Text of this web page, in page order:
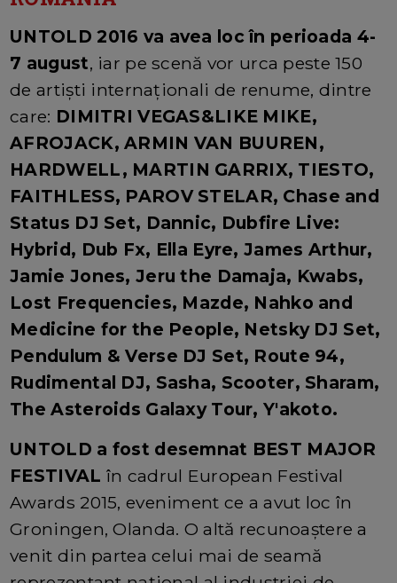
UNTOLD 2016 va avea loc în perioada 4-
7 august, iar pe scenă vor urca peste 150
de artiști internaționali de renume, dintre
care: DIMITRI VEGAS&LIKE MIKE,
AFROJACK, ARMIN VAN BUUREN,
HARDWELL, MARTIN GARRIX, TIESTO,
FAITHLESS, PAROV STELAR, Chase and
Status DJ Set, Dannic, Dubfire Live:
Hybrid, Dub Fx, Ella Eyre, James Arthur,
Jamie Jones, Jeru the Damaja, Kwabs,
Lost Frequencies, Mazde, Nahko and
Medicine for the People, Netsky DJ Set,
Pendulum & Verse DJ Set, Route 94,
Rudimental DJ, Sasha, Scooter, Sharam,
The Asteroids Galaxy Tour, Y'akoto.
UNTOLD a fost desemnat BEST MAJOR
FESTIVAL în cadrul European Festival
Awards 2015, eveniment ce a avut loc în
Groningen, Olanda. O altă recunoaștere a
venit din partea celui mai de seamă